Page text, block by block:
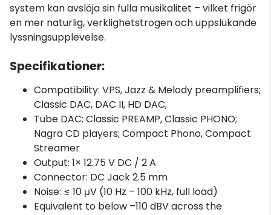
system kan avslöja sin fulla musikalitet – vilket frigör
en mer naturlig, verklighetstrogen och uppslukande
lyssningsupplevelse.
Specifikationer:
Compatibility: VPS, Jazz & Melody preamplifiers;
Classic DAC, DAC II, HD DAC,
Tube DAC; Classic PREAMP, Classic PHONO;
Nagra CD players; Compact Phono, Compact
Streamer
Output: 1× 12.75 V DC / 2 A
Connector: DC Jack 2.5 mm
Noise: ≤ 10 μV (10 Hz – 100 kHz, full load)
Equivalent to below –110 dBV across the